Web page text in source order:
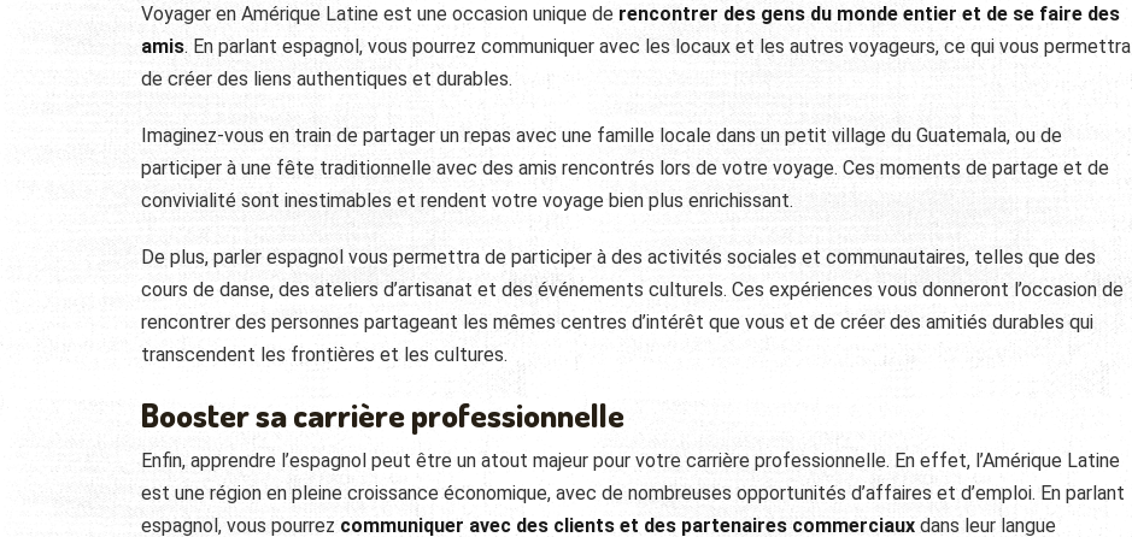
Voyager en Amérique Latine est une occasion unique de rencontrer des gens du monde entier et de se faire des
amis. En parlant espagnol, vous pourrez communiquer avec les locaux et les autres voyageurs, ce qui vous permettra
de créer des liens authentiques et durables.
Imaginez-vous en train de partager un repas avec une famille locale dans un petit village du Guatemala, ou de
participer à une fête traditionnelle avec des amis rencontrés lors de votre voyage. Ces moments de partage et de
convivialité sont inestimables et rendent votre voyage bien plus enrichissant.
De plus, parler espagnol vous permettra de participer à des activités sociales et communautaires, telles que des
cours de danse, des ateliers d’artisanat et des événements culturels. Ces expériences vous donneront l’occasion de
rencontrer des personnes partageant les mêmes centres d’intérêt que vous et de créer des amitiés durables qui
transcendent les frontières et les cultures.
Booster sa carrière professionnelle
Enfin, apprendre l’espagnol peut être un atout majeur pour votre carrière professionnelle. En effet, l’Amérique Latine
est une région en pleine croissance économique, avec de nombreuses opportunités d’affaires et d’emploi. En parlant
espagnol, vous pourrez communiquer avec des clients et des partenaires commerciaux dans leur langue